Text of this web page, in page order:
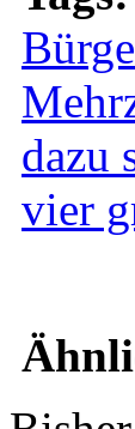
dazu
vier